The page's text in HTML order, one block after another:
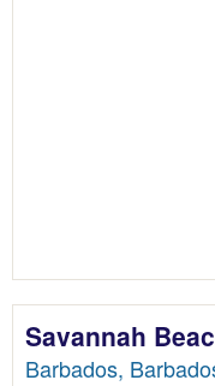
Savannah
Barbados,